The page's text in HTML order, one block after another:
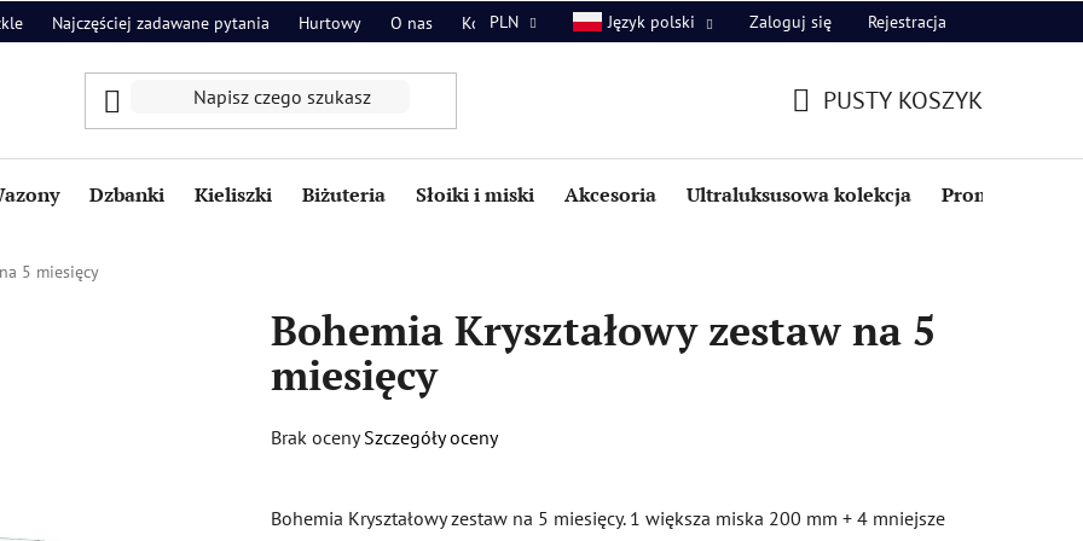
Najczęściej zadawane pytania Hurtowy O nas Kontakt
PLN Język polski Zaloguj się Rejestracja
PUSTY KOSZYK
Dzbanki Kieliszki Biżuteria Słoiki i miski Akcesoria Ultraluksusowa kolekcja Promocje i
5 miesięcy
Bohemia Kryształowy zestaw na 5
miesięcy
Średnia
wynosi
Brak oceny Szczegóły oceny
Bohemia Kryształowy zestaw na 5 miesięcy. 1 większa miska 200 mm + 4 mniejsze